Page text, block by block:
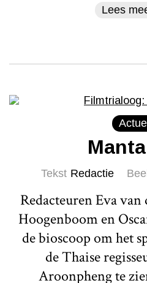
Lees
Tekst Redactie
Redacteuren Eva
Hoogenboom en
de bioscoop om het
de Thaise
Aroonpheng te